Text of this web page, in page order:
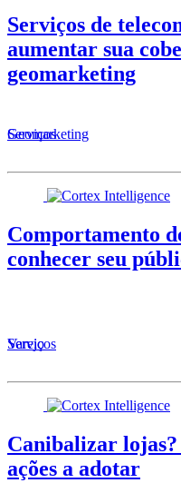
Serviços de
aumentar sua
geomarketing
Serviços
Geomarketing
Comportamento
conhecer seu
Serviços
Varejo
Canibalizar lojas?
ações a adotar